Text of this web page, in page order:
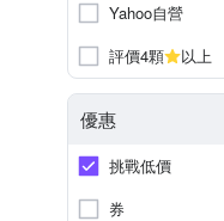
Yahoo自營
評價4顆
以上
優惠
挑戰低價
券